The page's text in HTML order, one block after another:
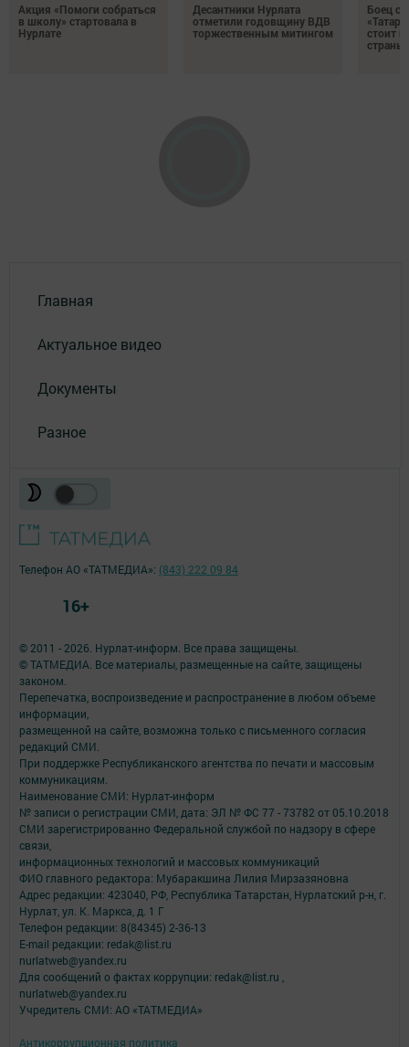
Акция «Помоги собраться
в школу» стартовала в
Нурлате
Десантники Нурлата
отметили годовщину ВДВ
торжественным митингом
Боец с
стоит
страны
Главная
Актуальное видео
Документы
Разное
© 2011 - 2026. Нурлат-⁠информ. Все права защищены.
© ТАТМЕДИА. Все материалы, размещенные на сайте, защищены
законом.
Перепечатка, воспроизведение и распространение в любом объеме
информации,
размещенной на сайте, возможна только с письменного согласия
редакций СМИ.
При поддержке Республиканского агентства по печати и массовым
коммуникациям.
Наименование СМИ: Нурлат-⁠информ
№ записи о регистрации СМИ, дата: ЭЛ № ФС 77 -⁠ 73782 от 05.10.2018
СМИ зарегистрированно Федеральной службой по надзору в сфере
связи,
информационных технологий и массовых коммуникаций
ФИО главного редактора: Мубаракшина Лилия Мирзазяновна
Адрес редакции: 423040, РФ, Республика Татарстан, Нурлатский р-н, г.
Нурлат, ул. К. Маркса, д. 1 Г
Телефон редакции: 8(84345) 2-36-13
E-mail редакции: redak@list.ru
nurlatweb@yandex.ru
Для сообщений о фактах коррупции: redak@list.ru ,
nurlatweb@yandex.ru
Учредитель СМИ: АО «ТАТМЕДИА»
Антикоррупционная политика
Телефон АО «ТАТМЕДИА»: (843) 222 09 84
16+